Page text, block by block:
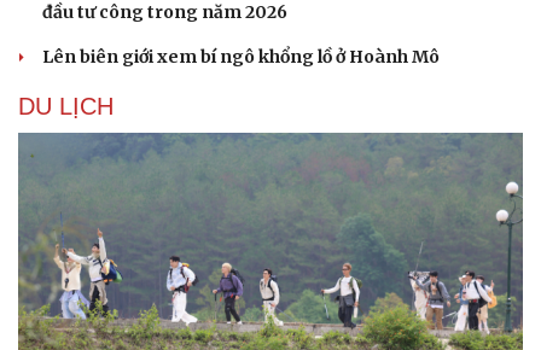
đầu tư công trong năm 2026
Lên biên giới xem bí ngô khổng lồ ở Hoành Mô
DU LỊCH